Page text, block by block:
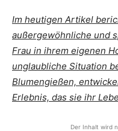
Im heutigen Artikel
außergewöhnliche und
Frau in ihrem eigenen
unglaubliche Situation
Blumengießen,
Erlebnis, das sie ihr
Der Inhalt wird